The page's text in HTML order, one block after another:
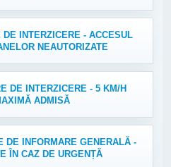
INTERZICERE - ACCESUL
NEAUTORIZATE
DE INTERZICERE - 5 KM/H
ADMISĂ
DE INFORMARE GENERALĂ -
ÎN CAZ DE URGENȚĂ